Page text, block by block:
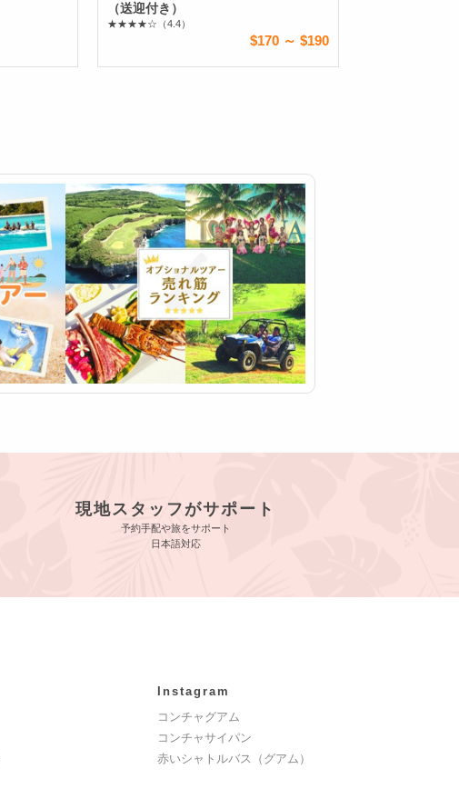
（送迎付き）
★★★★☆ （4.4）
$170 ～ $190
現地スタッフがサポート
予約手配や旅をサポート
日本語対応
Instagram
コンチャグアム
コンチャサイパン
赤いシャトルバス（グアム）